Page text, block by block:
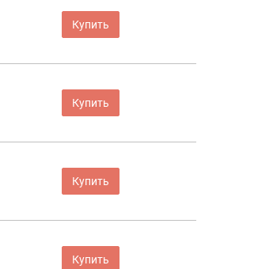
Купить
Купить
Купить
Купить